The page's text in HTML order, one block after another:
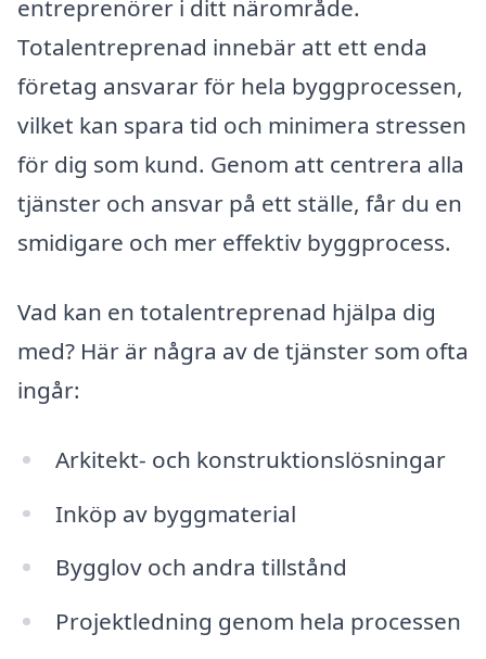
entreprenörer i ditt närområde.
Totalentreprenad innebär att ett enda
företag ansvarar för hela byggprocessen,
vilket kan spara tid och minimera stressen
för dig som kund. Genom att centrera alla
tjänster och ansvar på ett ställe, får du en
smidigare och mer effektiv byggprocess.
Vad kan en totalentreprenad hjälpa dig
med? Här är några av de tjänster som ofta
ingår:
Arkitekt- och konstruktionslösningar
Inköp av byggmaterial
Bygglov och andra tillstånd
Projektledning genom hela processen